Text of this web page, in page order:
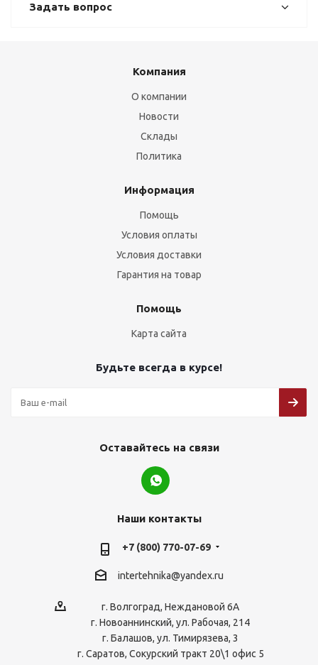
Задать вопрос
Компания
О компании
Новости
Склады
Политика
Информация
Помощь
Условия оплаты
Условия доставки
Гарантия на товар
Помощь
Карта сайта
Будьте всегда в курсе!
Оставайтесь на связи
Наши контакты
+7 (800) 770-07-69
intertehnika@yandex.ru
г. Волгоград, Неждановой 6А
г. Новоаннинский, ул. Рабочая, 214
г. Балашов, ул. Тимирязева, 3
г. Саратов, Сокурский тракт 20\1 офис 5